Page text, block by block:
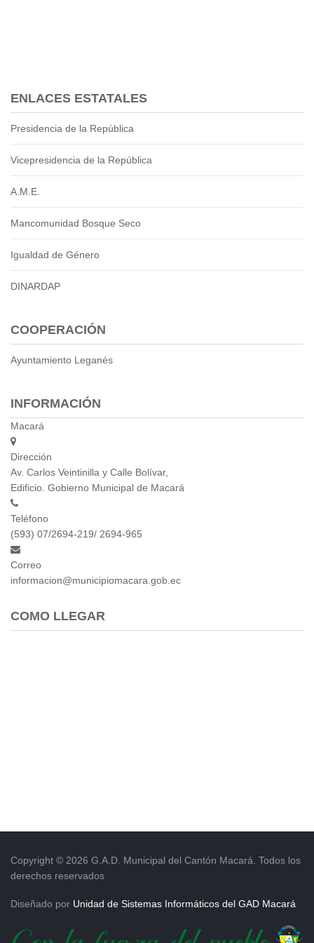
ENLACES ESTATALES
Presidencia de la República
Vicepresidencia de la República
A.M.E.
Mancomunidad Bosque Seco
Igualdad de Género
DINARDAP
COOPERACIÓN
Ayuntamiento Leganés
INFORMACIÓN
Macará
Dirección
Av. Carlos Veintinilla y Calle Bolívar,
Edificio. Gobierno Municipal de Macará
Teléfono
(593) 07/2694-219/ 2694-965
Correo
informacion@municipiomacara.gob.ec
COMO LLEGAR
Copyright © 2026 G.A.D. Municipal del Cantón Macará. Todos los
derechos reservados
Diseñado por Unidad de Sistemas Informáticos del GAD Macará
2020
2019
2018
2017
2016
2021
2020
2017
Empresa Pública de Vivienda
P.A.C. - P.O.A.
GACETA TRIBUTARIA
Ordenanzas/Resoluciones
Cumplimiento LOTAIP
Concurso de Méritos
Concursos 2016
Servicio
Consulta Pago de Impuesto
Mail